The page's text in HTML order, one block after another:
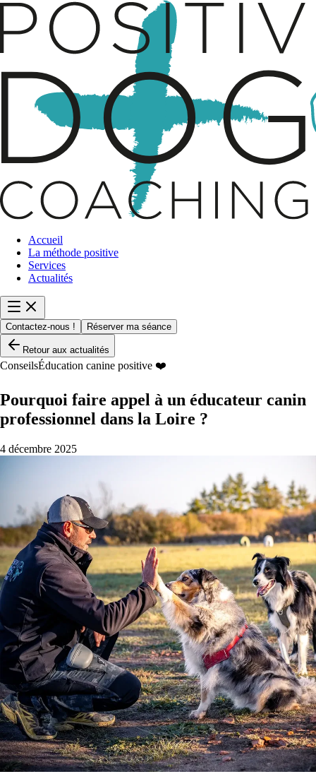
Accueil
La méthode positive
Services
Actualités
Contactez-nous ! Réserver ma séance
Retour aux actualités
ConseilsÉducation canine positive ❤️
Pourquoi faire appel à un éducateur canin
professionnel dans la Loire ?
4 décembre 2025